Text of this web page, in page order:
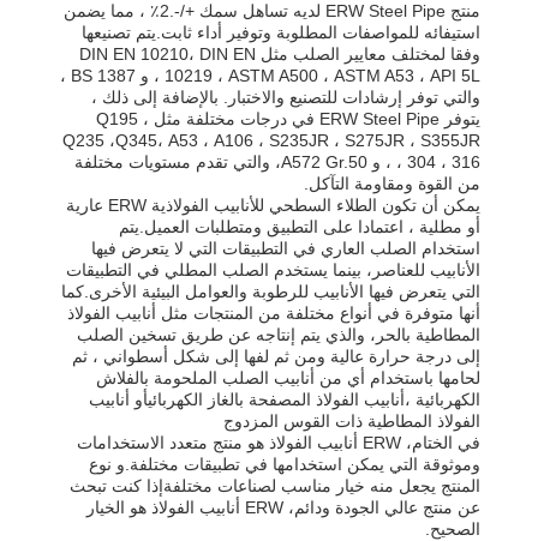
منتج ERW Steel Pipe لديه تساهل سمك +/-.2٪ ، مما يضمن
استيفائه للمواصفات المطلوبة وتوفير أداء ثابت.يتم تصنيعها
وفقا لمختلف معايير الصلب مثل DIN EN 10210، DIN EN
10219 ، ASTM A500 ، ASTM A53 ، API 5L ، و BS 1387 ،
والتي توفر إرشادات للتصنيع والاختبار. بالإضافة إلى ذلك ،
يتوفر ERW Steel Pipe في درجات مختلفة مثل Q195 ،
Q235 ،Q345، A53 ، A106 ، S235JR ، S275JR ، S355JR
، 304 ، 316 ، و A572 Gr.50، والتي تقدم مستويات مختلفة
من القوة ومقاومة التآكل.
يمكن أن تكون الطلاء السطحي للأنابيب الفولاذية ERW عارية
أو مطلية ، اعتمادا على التطبيق ومتطلبات العميل.يتم
استخدام الصلب العاري في التطبيقات التي لا يتعرض فيها
الأنابيب للعناصر، بينما يستخدم الصلب المطلي في التطبيقات
التي يتعرض فيها الأنابيب للرطوبة والعوامل البيئية الأخرى.كما
أنها متوفرة في أنواع مختلفة من المنتجات مثل أنابيب الفولاذ
المطاطية بالحر، والذي يتم إنتاجه عن طريق تسخين الصلب
إلى درجة حرارة عالية ومن ثم لفها إلى شكل أسطواني ، ثم
لحامها باستخدام أي من أنابيب الصلب الملحومة بالفلاش
الكهربائية ،أنابيب الفولاذ المصفحة بالغاز الكهربائيأو أنابيب
الفولاذ المطاطية ذات القوس المزدوج
في الختام، ERW أنابيب الفولاذ هو منتج متعدد الاستخدامات
وموثوقة التي يمكن استخدامها في تطبيقات مختلفة.و نوع
المنتج يجعل منه خيار مناسب لصناعات مختلفةإذا كنت تبحث
عن منتج عالي الجودة ودائم، ERW أنابيب الفولاذ هو الخيار
الصحيح.